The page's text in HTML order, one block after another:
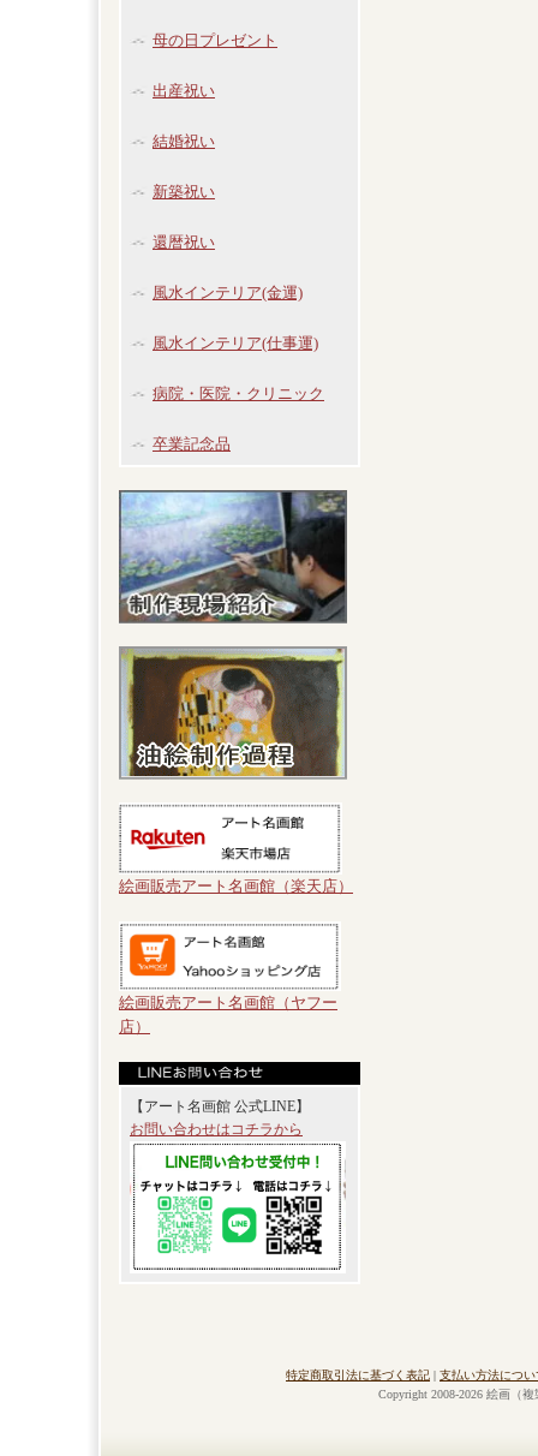
母の日プレゼント
出産祝い
結婚祝い
新築祝い
還暦祝い
風水インテリア(金運)
風水インテリア(仕事運)
病院・医院・クリニック
卒業記念品
絵画販売アート名画館（楽天店）
絵画販売アート名画館（ヤフー
店）
【アート名画館 公式LINE】
お問い合わせはコチラから
特定商取引法に基づく表記 | 支払い方法につい
Copyright 2008-2026 絵画（